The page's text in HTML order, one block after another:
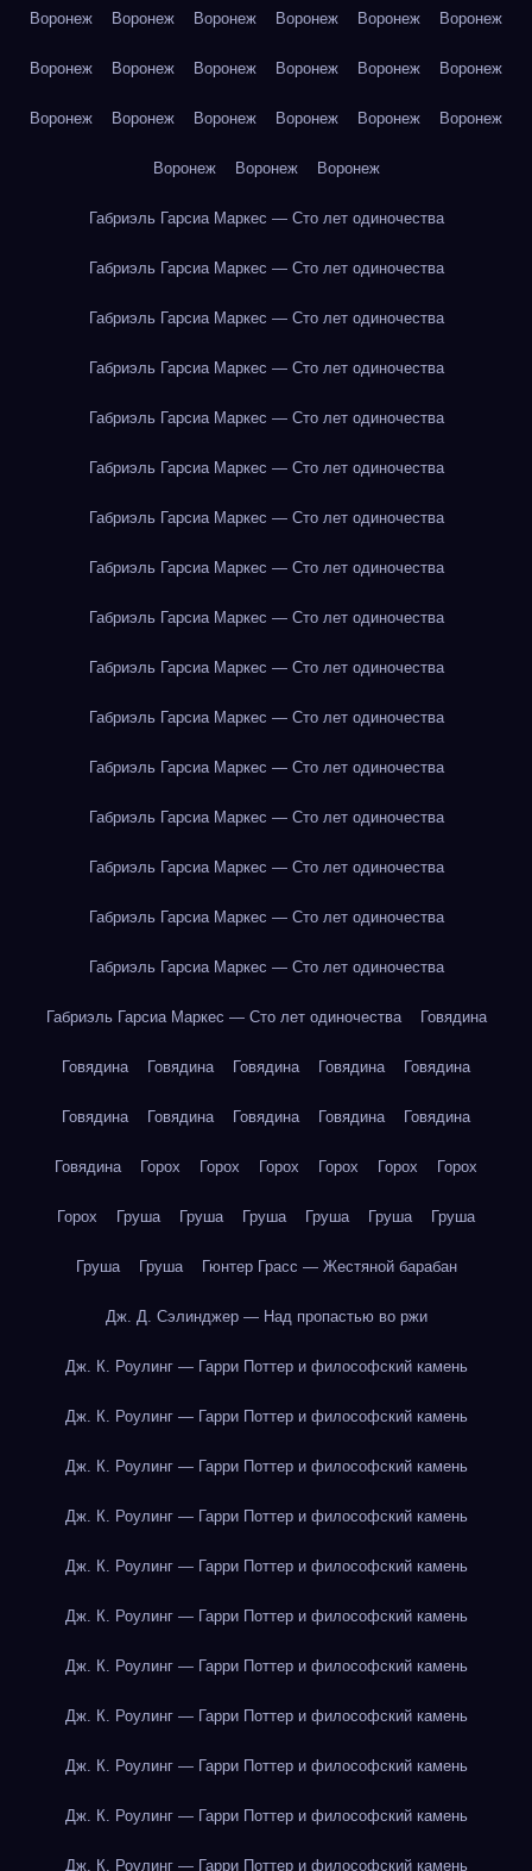
Воронеж Воронеж Воронеж Воронеж Воронеж Воронеж
Воронеж Воронеж Воронеж Воронеж Воронеж Воронеж
Воронеж Воронеж Воронеж Воронеж Воронеж Воронеж
Воронеж Воронеж Воронеж
Габриэль Гарсиа Маркес — Сто лет одиночества
Габриэль Гарсиа Маркес — Сто лет одиночества
Габриэль Гарсиа Маркес — Сто лет одиночества
Габриэль Гарсиа Маркес — Сто лет одиночества
Габриэль Гарсиа Маркес — Сто лет одиночества
Габриэль Гарсиа Маркес — Сто лет одиночества
Габриэль Гарсиа Маркес — Сто лет одиночества
Габриэль Гарсиа Маркес — Сто лет одиночества
Габриэль Гарсиа Маркес — Сто лет одиночества
Габриэль Гарсиа Маркес — Сто лет одиночества
Габриэль Гарсиа Маркес — Сто лет одиночества
Габриэль Гарсиа Маркес — Сто лет одиночества
Габриэль Гарсиа Маркес — Сто лет одиночества
Габриэль Гарсиа Маркес — Сто лет одиночества
Габриэль Гарсиа Маркес — Сто лет одиночества
Габриэль Гарсиа Маркес — Сто лет одиночества
Габриэль Гарсиа Маркес — Сто лет одиночества Говядина
Говядина Говядина Говядина Говядина Говядина
Говядина Говядина Говядина Говядина Говядина
Говядина Горох Горох Горох Горох Горох Горох
Горох Груша Груша Груша Груша Груша Груша
Груша Груша Гюнтер Грасс — Жестяной барабан
Дж. Д. Сэлинджер — Над пропастью во ржи
Дж. К. Роулинг — Гарри Поттер и философский камень
Дж. К. Роулинг — Гарри Поттер и философский камень
Дж. К. Роулинг — Гарри Поттер и философский камень
Дж. К. Роулинг — Гарри Поттер и философский камень
Дж. К. Роулинг — Гарри Поттер и философский камень
Дж. К. Роулинг — Гарри Поттер и философский камень
Дж. К. Роулинг — Гарри Поттер и философский камень
Дж. К. Роулинг — Гарри Поттер и философский камень
Дж. К. Роулинг — Гарри Поттер и философский камень
Дж. К. Роулинг — Гарри Поттер и философский камень
Дж. К. Роулинг — Гарри Поттер и философский камень